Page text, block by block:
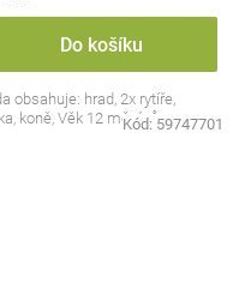
Do košíku
obsahuje: hrad, 2x rytíře,
koně, Věk 12 měsíců+
Kód: 59747701